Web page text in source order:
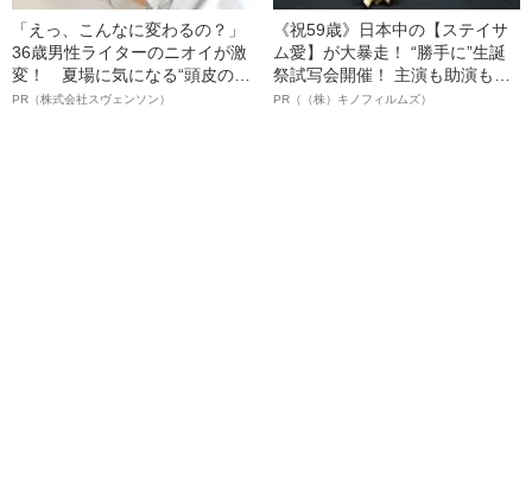
「えっ、こんなに変わるの？」
36歳男性ライターのニオイが激
変！ 夏場に気になる“頭皮のニ
オイ”や“ベタつき”を解消す
PR（株式会社スヴェンソン）
《祝59歳》日本中の【ステイサ
ム愛】が大暴走！ “勝手に”生誕
祭試写会開催！ 主演も助演も全
部ステイサム！「ステサミー
PR（（株）キノフィルムズ）